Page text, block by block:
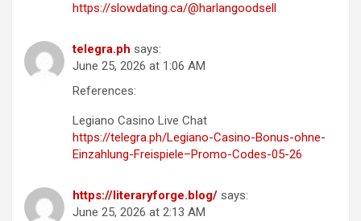
https://slowdating.ca/@harlangoodsell
telegra.ph says:
June 25, 2026 at 1:06 AM
References:
Legiano Casino Live Chat
https://telegra.ph/Legiano-Casino-Bonus-ohne-
Einzahlung-Freispiele–Promo-Codes-05-26
https://literaryforge.blog/ says:
June 25, 2026 at 2:13 AM